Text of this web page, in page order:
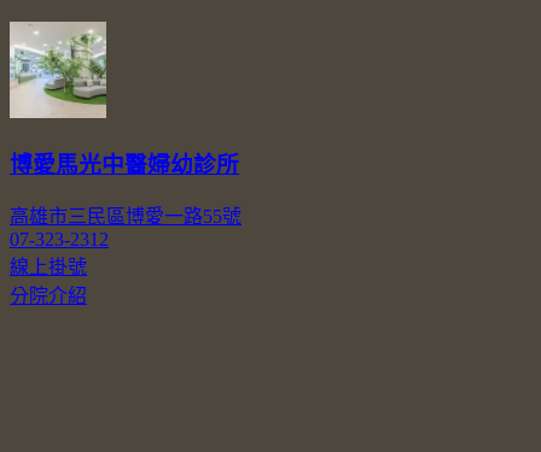
博愛馬光中醫婦幼診所
高雄市三民區博愛一路55號
07-323-2312
線上掛號
分院介紹